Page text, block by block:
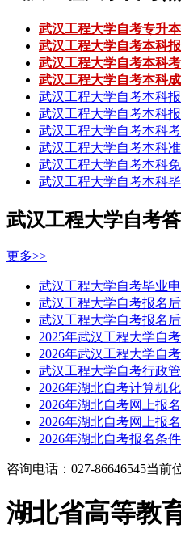
武汉工程大学自考专升
武汉工程大学自考本科
武汉工程大学自考本科
武汉工程大学自考本科
武汉工程大学自考本科
武汉工程大学自考本科
武汉工程大学自考本科
武汉工程大学自考本科
武汉工程大学自考本科
武汉工程大学自考本科
武汉工程大学自考
更多>>
武汉工程大学自考毕业
武汉工程大学自考报名
武汉工程大学自考报名
2025年武汉工程大学自
2026年武汉工程大学自
武汉工程大学自考行政
2026年湖北自考计算机
2026年湖北自考网上报
2026年湖北自考网上报
2026年湖北自考报名条
咨询电话：027-86646545当前
湖北省高等教